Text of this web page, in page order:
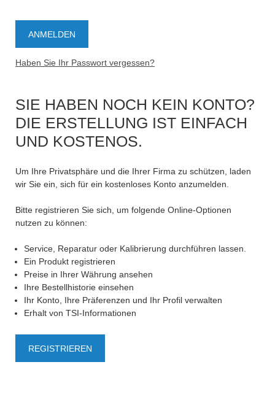
Haben Sie Ihr Passwort vergessen?
SIE HABEN NOCH KEIN KONTO?
DIE ERSTELLUNG IST EINFACH
UND KOSTENOS.
Um Ihre Privatsphäre und die Ihrer Firma zu schützen, laden
wir Sie ein, sich für ein kostenloses Konto anzumelden.
Bitte registrieren Sie sich, um folgende Online-Optionen
nutzen zu können:
Service, Reparatur oder Kalibrierung durchführen lassen.
Ein Produkt registrieren
Preise in Ihrer Währung ansehen
Ihre Bestellhistorie einsehen
Ihr Konto, Ihre Präferenzen und Ihr Profil verwalten
Erhalt von TSI-Informationen
REGISTRIEREN